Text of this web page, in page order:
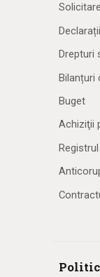
Drepturi
Bilanțuri
Buget
Achiziţii